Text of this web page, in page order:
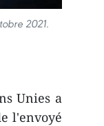
2021.
Unies a
l'envoyé